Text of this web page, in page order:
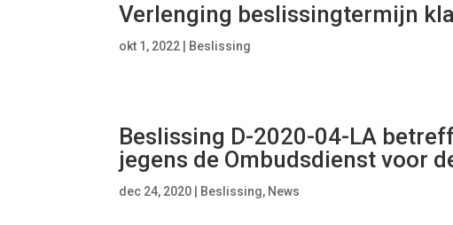
Verlenging beslissingtermijn
okt 1, 2022 Beslissing
Beslissing D-2020-04-LA
jegens de Ombudsdienst voor
dec 24, 2020 Beslissing, News